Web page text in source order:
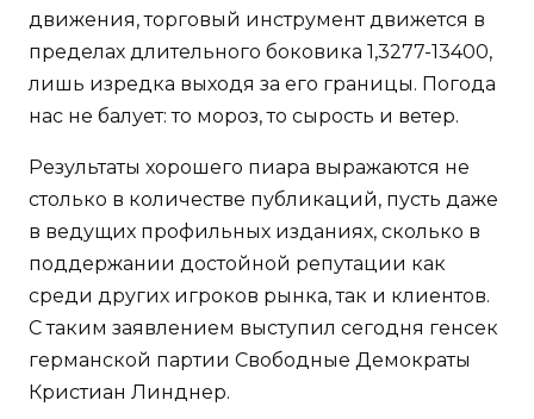
движения, торговый инструмент движется в
пределах длительного боковика 1,3277-13400,
лишь изредка выходя за его границы. Погода
нас не балует: то мороз, то сырость и ветер.
Результаты хорошего пиара выражаются не
столько в количестве публикаций, пусть даже
в ведущих профильных изданиях, сколько в
поддержании достойной репутации как
среди других игроков рынка, так и клиентов.
С таким заявлением выступил сегодня генсек
германской партии Свободные Демократы
Кристиан Линднер.